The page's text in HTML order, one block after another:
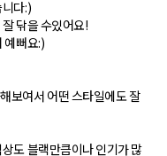
다:)
닦을 수있어요!
예뻐요:)
보여서 어떤 스타일에도 잘
도 블랙만큼이나 인기가 많